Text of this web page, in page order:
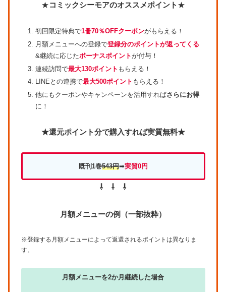
★コミックシーモアのオススメポイント ★
初回限定特典で1冊70％OFFクーポンがもらえる！
月額メニューへの登録で登録分のポイントが返ってくる
&継続に応じたボーナスポイントが付与！
連続訪問で最大130ポイント もらえる！
LINEとの連携で最大500ポイント もらえる！
他にもクーポンやキャンペーンを活用すればさらにお得
に！
★還元ポイント分で購入すれば実質無料★
既刊1巻543円➡実質0円
⇩ ⇩ ⇩
月額メニューの例（一部抜粋）
※登録する月額メニューによって返還されるポイントは異なりま
す。
月額メニューを2か月継続した場合